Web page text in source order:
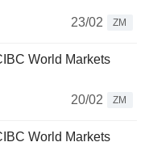
23/02
ZM
World Markets
20/02
ZM
World Markets